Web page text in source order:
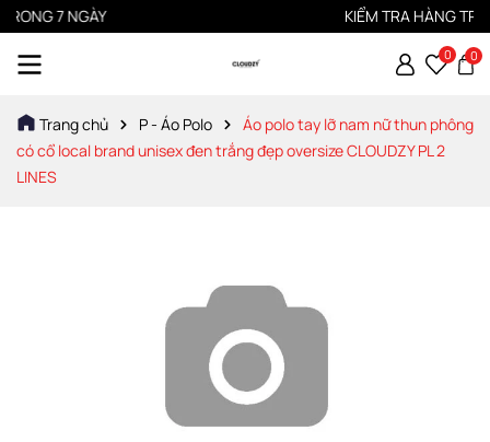
7 NGÀY KIỂM TRA HÀNG
0 0
Trang chủ P - Áo Polo
Áo polo tay lỡ nam nữ thun phông
có cổ local brand unisex đen trắng đẹp oversize CLOUDZY PL 2
LINES